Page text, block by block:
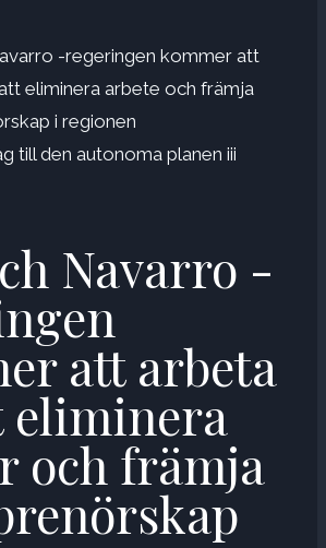
-regeringen kommer att
eliminera arbete och främja
i regionen
till den autonoma planen iii
Navarro -
att arbeta
eliminera
och främja